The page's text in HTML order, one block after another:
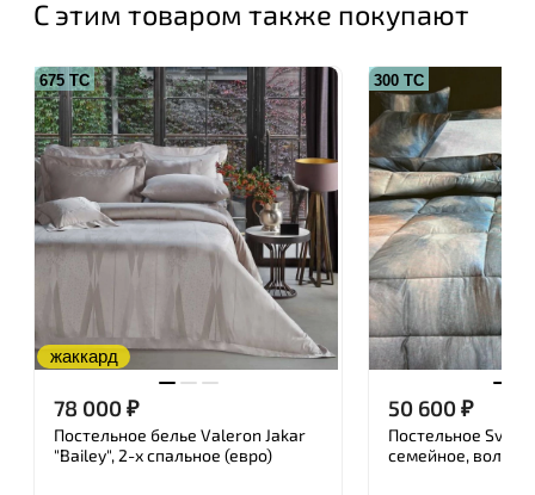
С этим товаром также покупают
675 ТС
жаккард
78 000₽
Постельное белье Valeron Jakar
"Bailey", 2-х спальное (евро)
300 ТС
50 600₽
Постельное Svad
семейное, волна